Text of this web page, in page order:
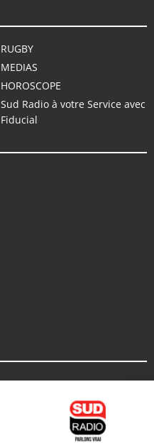
RUGBY
MEDIAS
HOROSCOPE
Sud Radio à votre Service avec
Fiducial